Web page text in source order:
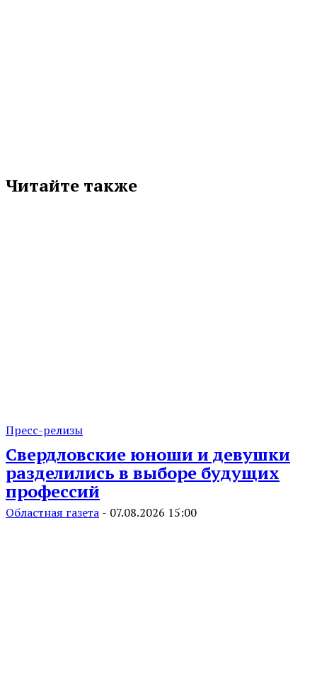
Читайте также
Пресс-релизы
Свердловские юноши и девушки
разделились в выборе будущих
профессий
Областная газета - 07.08.2026 15:00